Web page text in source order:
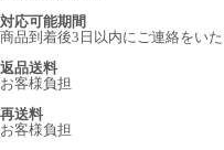
対応可能期間
商品到着後3日以内にご連絡をい
返品送料
お客様負担
再送料
お客様負担